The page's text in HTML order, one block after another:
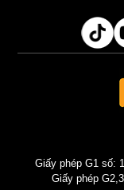
Giấy phép G1 số:
Giấy phép